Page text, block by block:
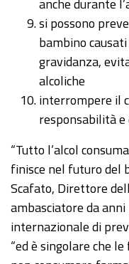
anche durante
si possono
bambino
gravidanza,
alcoliche
interrompere il
responsabilità
“Tutto l’alcol
finisce nel futuro del
Scafato, Direttore
ambasciatore da anni
internazionale di
“ed è singolare che